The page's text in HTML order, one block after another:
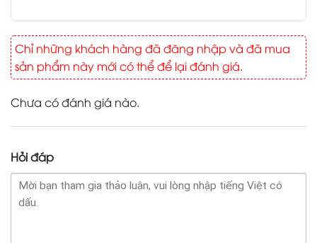
Chỉ những khách hàng đã đăng nhập và đã mua
sản phẩm này mới có thể để lại đánh giá.
Chưa có đánh giá nào.
Hỏi đáp